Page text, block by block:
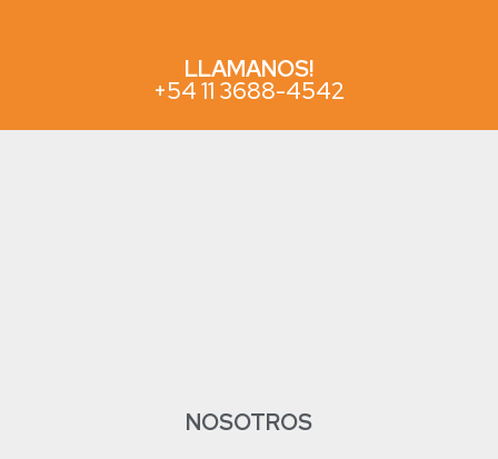
LLAMANOS!
+54 11 3688-4542
NOSOTROS